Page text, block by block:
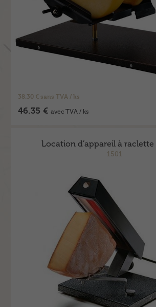
38.30 € sans TVA / ks
46.35 €avec TVA / ks
Location d’appareil à raclette
1501